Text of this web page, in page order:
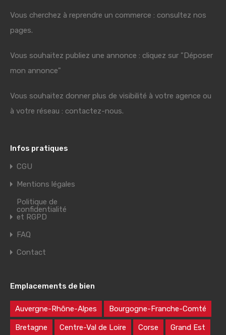
Vous cherchez à reprendre un commerce : consultez nos
pages.
Vous souhaitez publiez une annonce : cliquez sur "Déposer
mon annonce"
Vous souhaitez donner plus de visibilité à votre agence ou
à votre réseau : contactez-nous.
Infos pratiques
CGU
Mentions légales
Politique de
confidentialité
et RGPD
FAQ
Contact
Emplacements de bien
Auvergne-Rhône-Alpes Bourgogne-Franche-Comté
Bretagne Centre-Val de Loire Corse Grand Est